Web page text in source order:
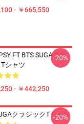
- ￥665,550
FT BTS SUGAクラ
シャツ
- ￥442,250
-20%
クラシックTシャツ
-20%